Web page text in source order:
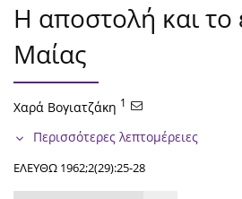
Η αποστολή και το
Μαίας
Χαρά Βογιατζάκη 1
Περισσότερες λεπτομέρειες
ΕΛΕΥΘΩ 1962;2(29):25-28